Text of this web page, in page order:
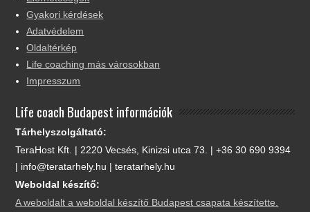
Gyakori kérdések
Adatvédelem
Oldaltérkép
Life coaching más városokban
Impresszum
Life coach Budapest információk
Tárhelyszolgáltató:
TeraHost Kft. | 2220 Vecsés, Kinizsi utca 73. | +36 30 690 9394
| info@teratarhely.hu | teratarhely.hu
Weboldal készítő:
A weboldalt a weboldal készítő Budapest csapata készítette.